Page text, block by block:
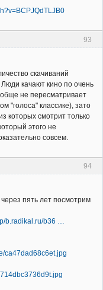
93
скачиваний
качают кино по очень
не пересматривает
"голоса" классике), зато
которых смотрит только
этого не
совсем.
94
пять лет посмотрим
b.radikal.ru/b36 …
ca47dad68c6et.jpg